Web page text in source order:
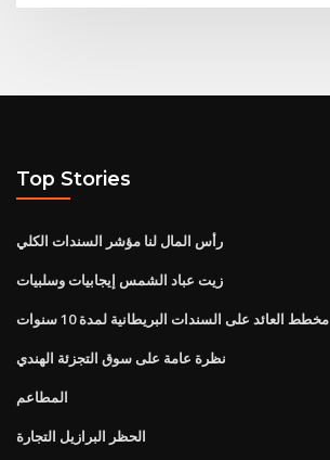
Top Stories
رأس المال لنا مؤشر السندات الكلي
زيت عباد الشمس إيجابيات وسلبيات
مخطط العائد على السندات البريطانية لمدة 10 سنوات
نظرة عامة على سوق التجزئة الهندي
المطاعم
الحظر البرازيل التجارة